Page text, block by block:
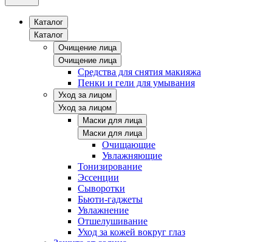
Каталог
Каталог
Очищение лица
Очищение лица
Средства для снятия макияжа
Пенки и гели для умывания
Уход за лицом
Уход за лицом
Маски для лица
Маски для лица
Очищающие
Увлажняющие
Тонизирование
Эссенции
Сыворотки
Бьюти-гаджеты
Увлажнение
Отшелушивание
Уход за кожей вокруг глаз